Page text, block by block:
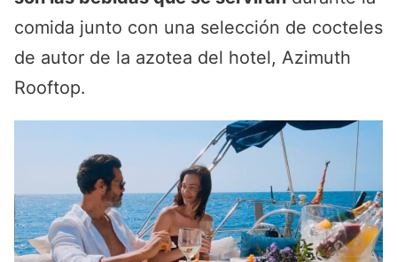
comida junto con una selección de cocteles
de autor de la azotea del hotel, Azimuth
Rooftop.